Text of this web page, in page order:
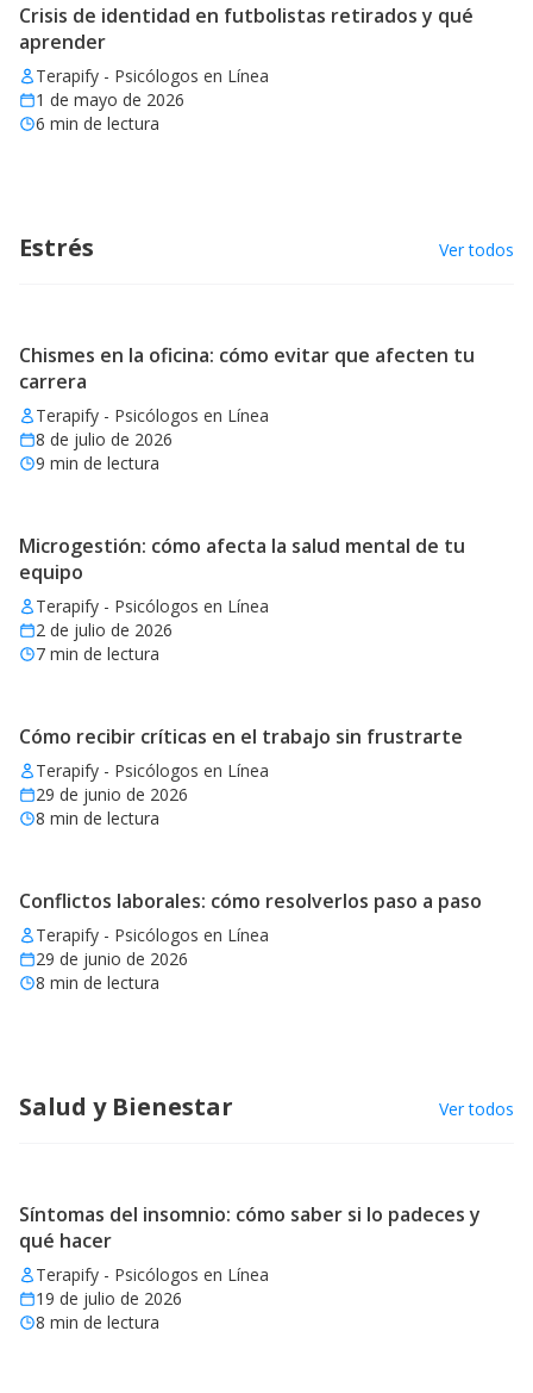
Crisis de identidad en futbolistas retirados y qué
aprender
Terapify - Psicólogos en Línea
1 de mayo de 2026
6 min de lectura
Estrés Ver todos
Chismes en la oficina: cómo evitar que afecten tu
carrera
Terapify - Psicólogos en Línea
8 de julio de 2026
9 min de lectura
Microgestión: cómo afecta la salud mental de tu
equipo
Terapify - Psicólogos en Línea
2 de julio de 2026
7 min de lectura
Cómo recibir críticas en el trabajo sin frustrarte
Terapify - Psicólogos en Línea
29 de junio de 2026
8 min de lectura
Conflictos laborales: cómo resolverlos paso a paso
Terapify - Psicólogos en Línea
29 de junio de 2026
8 min de lectura
Salud y Bienestar Ver todos
Síntomas del insomnio: cómo saber si lo padeces y
qué hacer
Terapify - Psicólogos en Línea
19 de julio de 2026
8 min de lectura